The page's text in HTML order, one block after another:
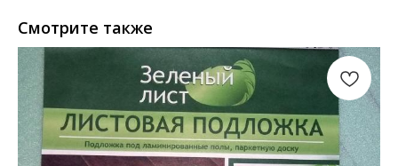
Смотрите также